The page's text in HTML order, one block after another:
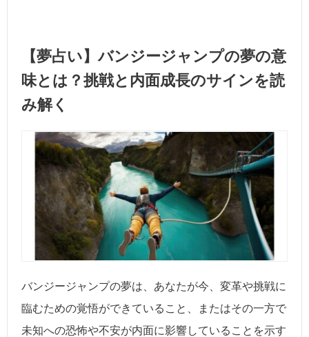
【夢占い】バンジージャンプの夢の意
味とは？挑戦と内面成長のサインを読
み解く
バンジージャンプの夢は、あなたが今、変革や挑戦に
臨むための覚悟ができていること、またはその一方で
未知への恐怖や不安が内面に影響していることを示す